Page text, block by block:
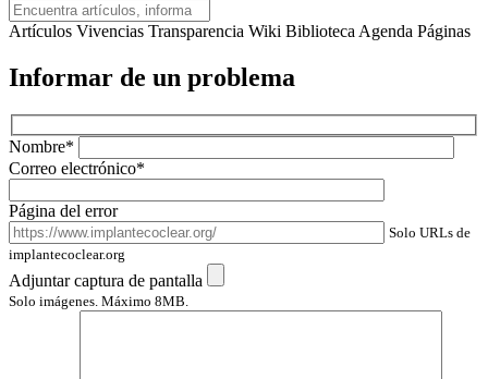
Artículos Vivencias Transparencia Wiki BibliotecaAgenda Páginas
Informar de un problema
Nombre*
Correo electrónico*
Página del error
Solo URLs de
implantecoclear.org
Adjuntar captura de pantalla
Solo imágenes. Máximo 8MB.